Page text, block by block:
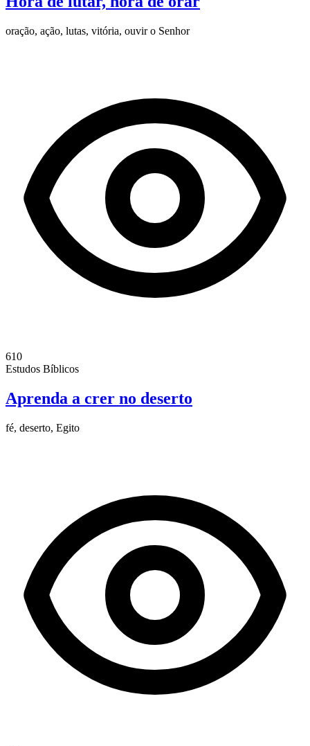
oração, ação, lutas, vitória, ouvir o Senhor
610
Estudos Bíblicos
Aprenda a crer no deserto
fé, deserto, Egito